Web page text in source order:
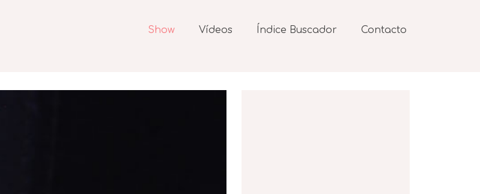
Show Vídeos Índice Buscador Contacto